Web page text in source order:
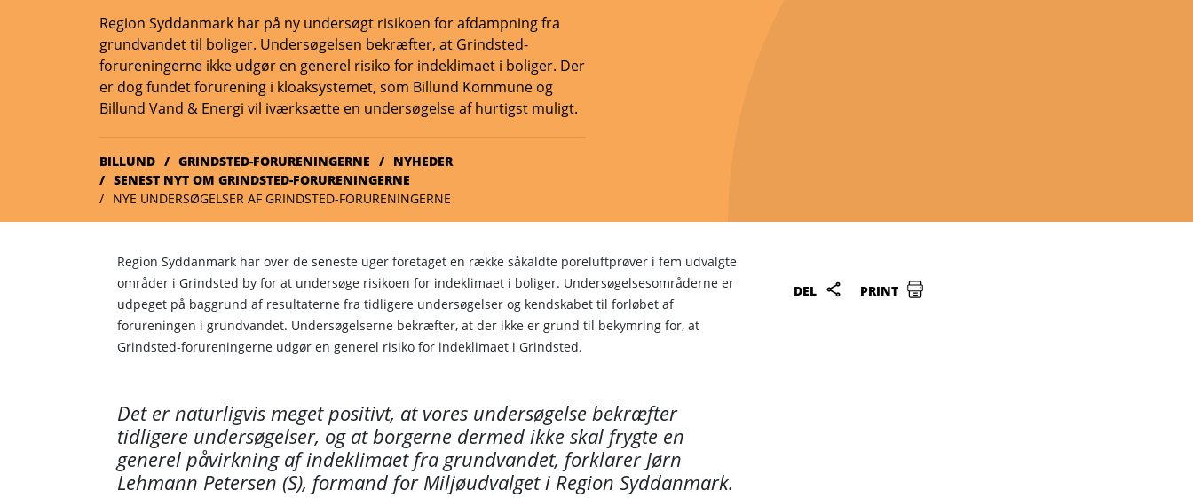
Region Syddanmark har på ny undersøgt risikoen for afdampning fra
grundvandet til boliger. Undersøgelsen bekræfter, at Grindsted-
forureningerne ikke udgør en generel risiko for indeklimaet i boliger. Der
er dog fundet forurening i kloaksystemet, som Billund Kommune og
Billund Vand & Energi vil iværksætte en undersøgelse af hurtigst muligt.
BILLUND GRINDSTED-FORURENINGERNE
NYHEDER
SENEST NYT OM GRINDSTED-FORURENINGERNE
NYE UNDERSØGELSER AF GRINDSTED-FORURENINGERNE
Region Syddanmark har over de seneste uger foretaget en række såkaldte poreluftprøver i fem udvalgte
områder i Grindsted by for at undersøge risikoen for indeklimaet i boliger. Undersøgelsesområderne er
udpeget på baggrund af resultaterne fra tidligere undersøgelser og kendskabet til forløbet af
forureningen i grundvandet. Undersøgelserne bekræfter, at der ikke er grund til bekymring for, at
Grindsted-forureningerne udgør en generel risiko for indeklimaet i Grindsted.
Det er naturligvis meget positivt, at vores undersøgelse bekræfter
tidligere undersøgelser, og at borgerne dermed ikke skal frygte en
generel påvirkning af indeklimaet fra grundvandet, forklarer Jørn
Lehmann Petersen (S), formand for Miljøudvalget i Region Syddanmark.
DEL PRINT